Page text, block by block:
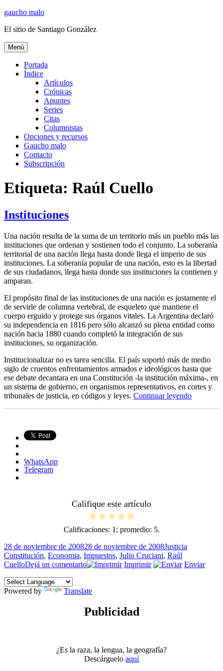
Ir
contenido
gaucho malo
El sitio de Santiago González
Menú
Portada
Índice
Artículos
Crónicas
Apuntes
Series
Citas
Columnistas
Opciones y recursos
Gaucho malo
Contacto
Subscripción
Etiqueta: Raúl Cuello
Instituciones
Una nación resulta de la suma de un territorio más un pueblo más las
instituciones que ordenan y sostienen todo el conjunto. La soberanía
territorial de una nación llega hasta donde llega el imperio de sus
instituciones. La soberanía popular de una nación, esto es la libertad
de sus ciudadanos, llega hasta donde sus instituciones la contienen y
amparan.
El propósito final de las instituciones de una nación es justamente el
de servirle de columna vertebral, de esqueleto que mantiene el
cuerpo erguido y protege sus órganos vitales. La Argentina declaró
su independencia en 1816 pero sólo alcanzó su plena entidad como
nación hacia 1880 cuando completó la integración de sus
instituciones, su organización.
Institucionalizar no es tarea sencilla. El país soportó más de medio
siglo de cruentos enfrentamientos armados e ideológicos hasta que
ese debate decantara en una Constitución -la institución máxima-, en
un sistema de gobierno, en organismos representativos, en cortes y
tribunales de justicia, en códigos y leyes. Continuar leyendo
WhatsApp
Telegram
Califique este artículo
Calificaciones: 1 ; promedio: 5.
Publicado
el
28 de noviembre de 200828 de noviembre de 2008Categorías
Justicia
Constitución, Economia, Impuestos, Julio Cruciani, Raúl
CuelloDejá un comentarioen
Imprimir Enviar
Powered by Translate
Publicidad
¿Es la raza, la lengua, la geografía?
Descárguelo aquí